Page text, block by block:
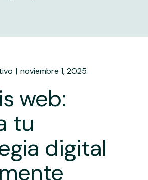
noviembre 1, 2025
web:
tu
digital